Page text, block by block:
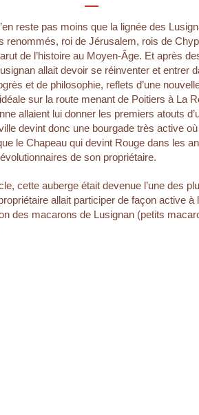
reste pas moins que la lignée des
renommés, roi de Jérusalem, rois de
de l’histoire au Moyen-Âge. Et après
allait devoir se réinventer et entrer
et de philosophie, reflets d’une
sur la route menant de Poitiers à La
allaient lui donner les premiers atouts
devint donc une bourgade très active
le Chapeau qui devint Rouge dans les
de son propriétaire.
cette auberge était devenue l’une des
allait participer de façon active à
des macarons de Lusignan (petits